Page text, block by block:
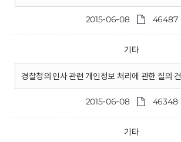
2015-06-08 46487
기타
경찰청의 인사 관련 개인정보 처리에 관한 질의 건
2015-06-08 46348
기타